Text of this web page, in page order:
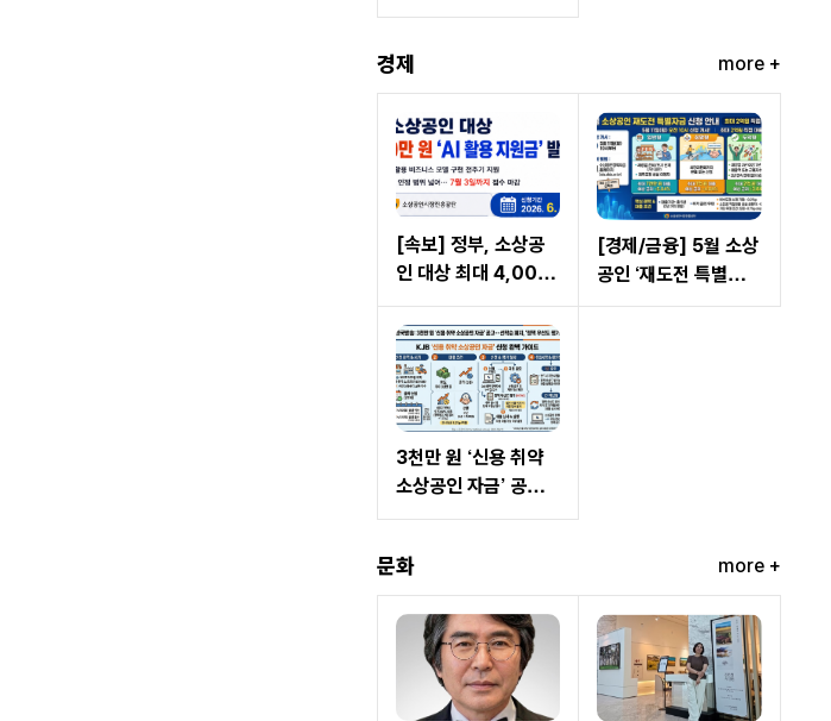
10월 2일 '중대범죄수
경제 more +
[속보] 정부, 소상공
인 대상 최대 4,000
만 원 ‘AI 활용 지원금’
발표… 오늘부터 접수
시작
[경제/금융] 5월 소상
공인 ‘재도전 특별자
금’ 신청 개시… 최대
3천만 원 ‘신용 취약
소상공인 자금’ 공고...
선착순 폐지, ‘정책 우
문화 more +